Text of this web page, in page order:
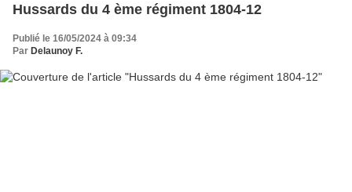
Hussards du 4 ème régiment 1804-12
Publié le 16/05/2024 à 09:34
Par Delaunoy F.